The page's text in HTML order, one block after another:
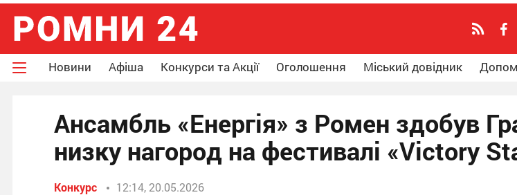
Новини Афіша Конкурси та Акції Оголошення Міський довідник
Ансамбль «Енергія» з Ромен здобув
низку нагород на фестивалі «Victory
Конкурс 12:14, 20.05.2026